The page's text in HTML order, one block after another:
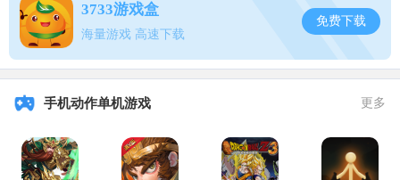
纠缠之缘恰好相反，只能用来抽【限定UP卡池】，无法用来抽常
驻普通卡池。
3733游戏盒
海量游戏 高速下载
免费下载
手机动作单机游戏 更多